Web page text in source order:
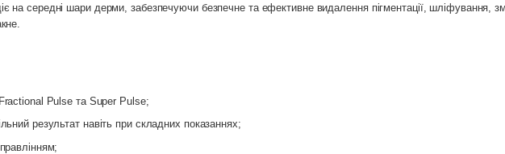
на середні шари дерми, забезпечуючи безпечне та ефективне видалення пігментації, шліфування,
Fractional Pulse та Super Pulse;
результат навіть при складних показаннях;